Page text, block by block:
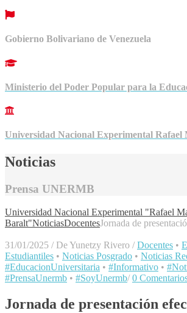
Gobierno Bolivariano de Venezuela
Ministerio del Poder Popular para la
Universidad Nacional Experimental
Noticias
Prensa UNERMB
Universidad Nacional Experimental "Rafael
Baralt"NoticiasDocentesJornada de
31/01/2025 / De Yunetzy Rivero / Docentes •
Estudiantiles • Noticias Posgrado • Noticias
#EducacionUniversitaria • #Informativo •
#PrensaUnermb • #SoyUnermb/ 0
Jornada de presentación